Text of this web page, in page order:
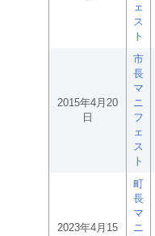
ェ
ス
ト
2015年4月20
日
市
長
マ
ニ
フ
ェ
ス
ト
2023年4月15
町
長
マ
ニ